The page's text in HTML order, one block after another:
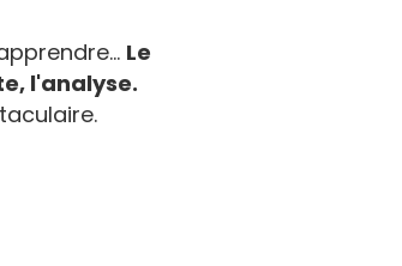
Le
l'analyse.